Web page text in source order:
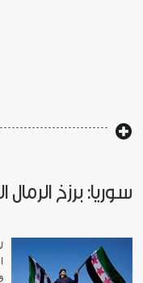
سوريا: برزخ الرمال